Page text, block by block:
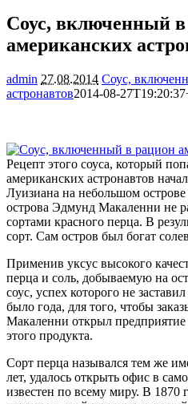
Соус, включенный
американских
admin 27.08.2014 Соус,
астронавтов2014-08-
Рецепт этого соуса, который
американских астронавтов
Луизиана на небольшом острове
острова Эдмунд Макаленни не
сортами красного перца. В
сорт. Сам остров был богат
Применив уксус высокого
перца и соль, добываемую на
соус, успех которого не
было года, для того, чтобы
Макаленни открыл предприятие
этого продукта.
Сорт перца назывался тем же
лет, удалось открыть офис в
известен по всему миру. В